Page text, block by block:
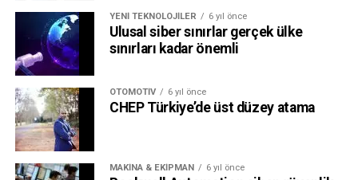
YENI TEKNOLOJILER 6 yıl önce
Ulusal siber sınırlar gerçek ülke
sınırları kadar önemli
OTOMOTIV 6 yıl önce
CHEP Türkiye’de üst düzey atama
MAKINA & EKIPMAN 6 yıl önce